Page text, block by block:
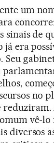
um
sinais de
era
no
reduziram.
vê-
diversos